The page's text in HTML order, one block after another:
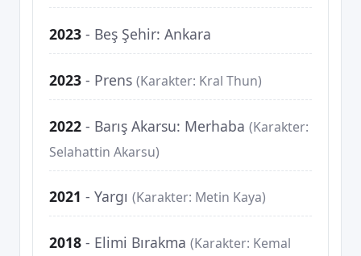
2023 - Beş Şehir: Ankara
2023 - Prens (Karakter: Kral Thun)
2022 - Barış Akarsu: Merhaba (Karakter:
Selahattin Akarsu)
2021 - Yargı (Karakter: Metin Kaya)
2018 - Elimi Bırakma (Karakter: Kemal